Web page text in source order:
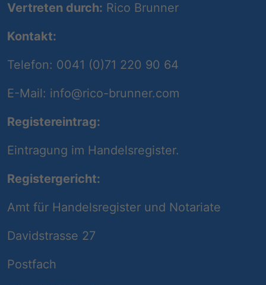
Vertreten durch: Rico Brunner
Kontakt:
Telefon: 0041 (0)71 220 90 64
E-Mail: info@rico-brunner.com
Registereintrag:
Eintragung im Handelsregister.
Registergericht:
Amt für Handelsregister und Notariate
Davidstrasse 27
Postfach